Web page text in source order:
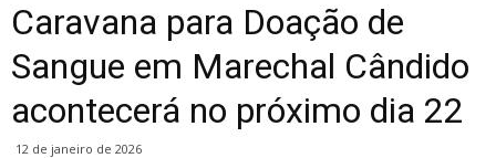
Caravana para Doação de
Sangue em Marechal Cândido
acontecerá no próximo dia 22
12 de janeiro de 2026